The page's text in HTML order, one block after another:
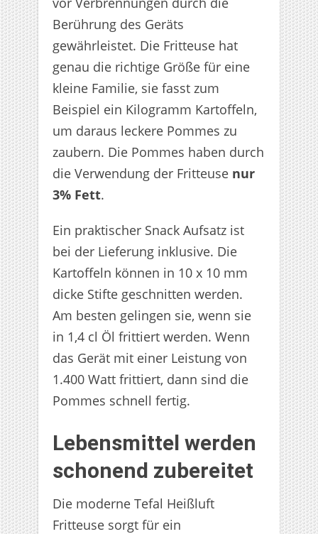
Berührung des Geräts
gewährleistet. Die Fritteuse hat
genau die richtige Größe für eine
kleine Familie, sie fasst zum
Beispiel ein Kilogramm Kartoffeln,
um daraus leckere Pommes zu
zaubern. Die Pommes haben durch
die Verwendung der Fritteuse nur
3% Fett.
Ein praktischer Snack Aufsatz ist
bei der Lieferung inklusive. Die
Kartoffeln können in 10 x 10 mm
dicke Stifte geschnitten werden.
Am besten gelingen sie, wenn sie
in 1,4 cl Öl frittiert werden. Wenn
das Gerät mit einer Leistung von
1.400 Watt frittiert, dann sind die
Pommes schnell fertig.
Lebensmittel werden
schonend zubereitet
Die moderne Tefal Heißluft
Fritteuse sorgt für ein